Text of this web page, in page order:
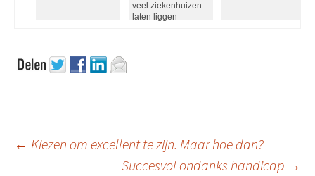
veel ziekenhuizen
laten liggen
Berichtnavigatie
← Kiezen om excellent te zijn. Maar hoe dan?
Succesvol ondanks handicap →